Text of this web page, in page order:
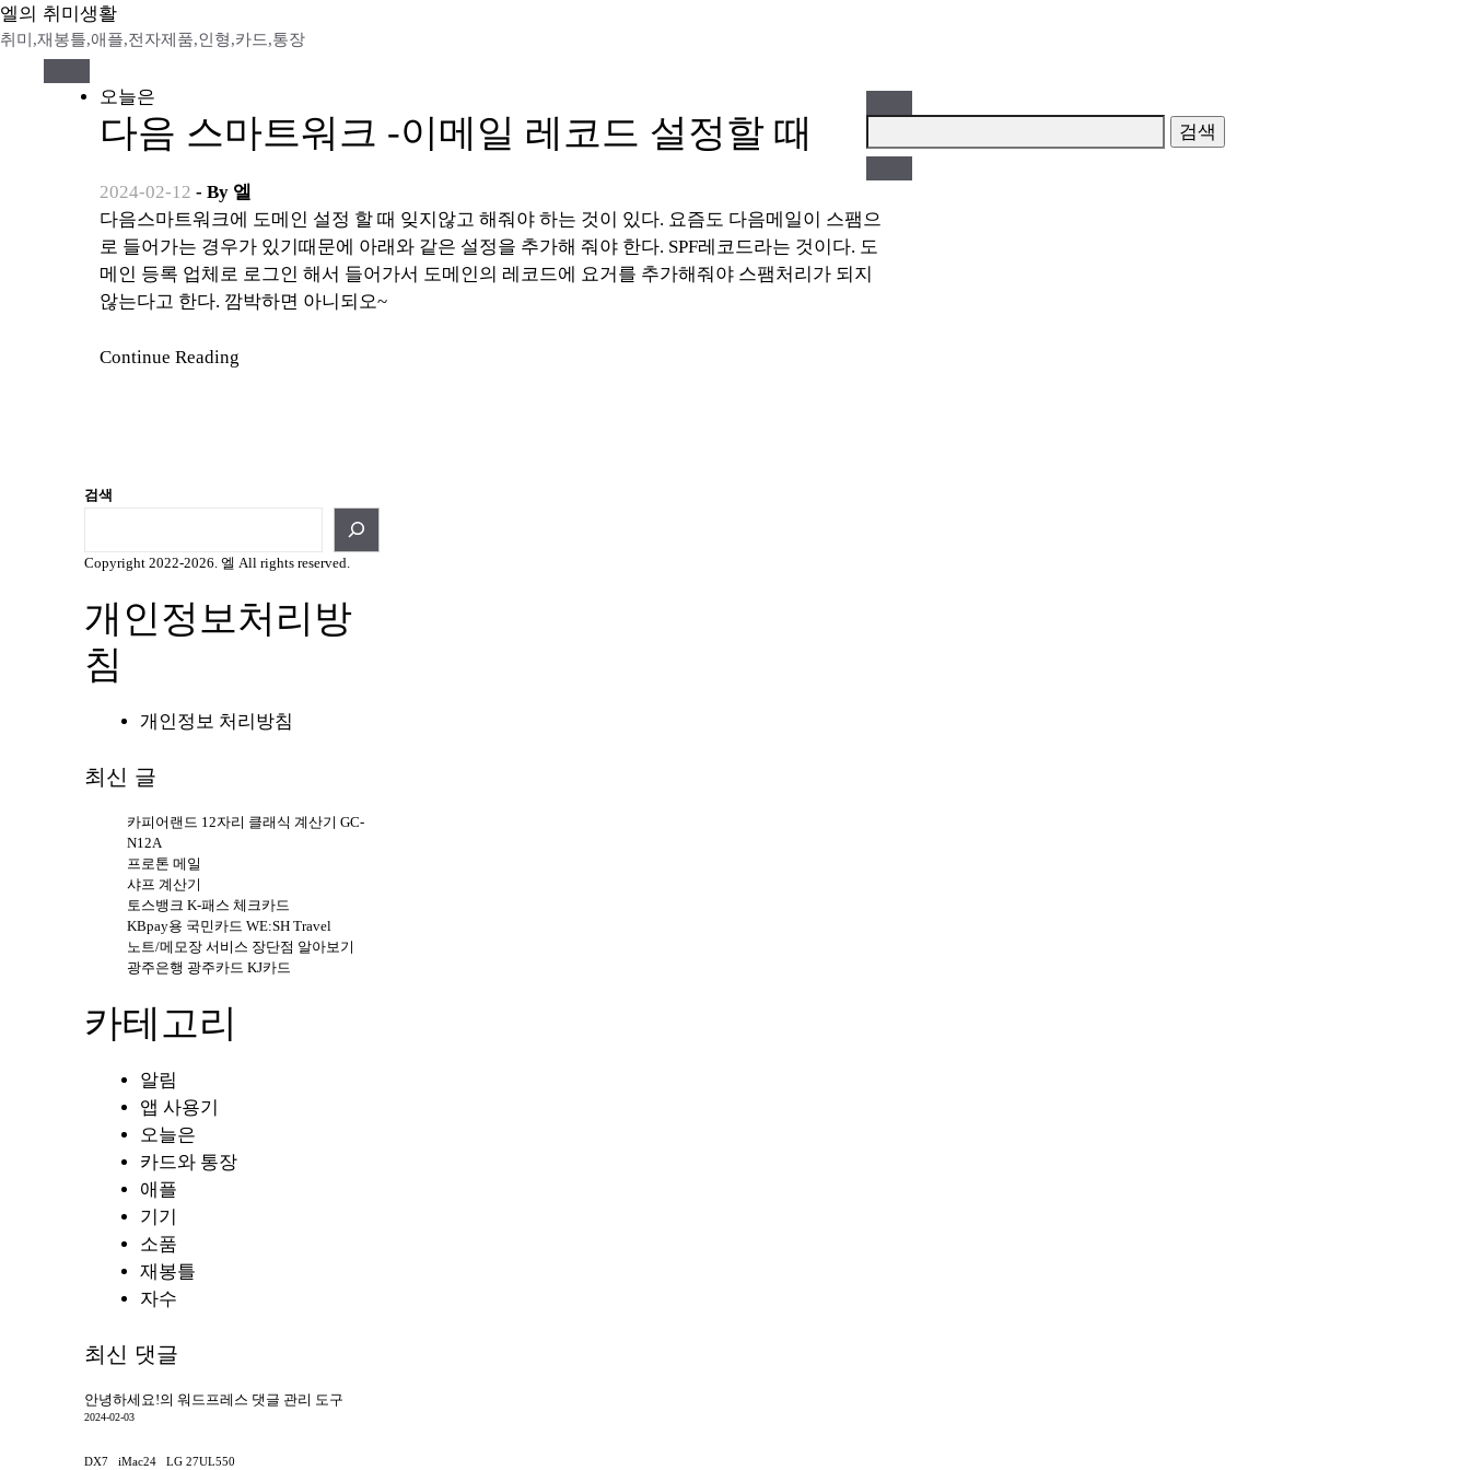
Skip
to
엘의 취미생활
취미,재봉틀,애플,전자제품,인형,카드,통장
색:
오늘은
다음 스마트워크 -이메일 레코드 설정할 때
2024-02-12 - By 엘
다음스마트워크에 도메인 설정 할 때 잊지않고 해줘야 하는 것이 있다. 요즘도 다음메일이 스팸으
로 들어가는 경우가 있기때문에 아래와 같은 설정을 추가해 줘야 한다. SPF레코드라는 것이다. 도
메인 등록 업체로 로그인 해서 들어가서 도메인의 레코드에 요거를 추가해줘야 스팸처리가 되지
않는다고 한다. 깜박하면 아니되오~
Continue Reading
검색
Copyright 2022-2026. 엘 All rights reserved.
개인정보처리방
침
개인정보 처리방침
최신 글
카피어랜드 12자리 클래식 계산기 GC-
N12A
프로톤 메일
샤프 계산기
토스뱅크 K-패스 체크카드
KBpay용 국민카드 WE:SH Travel
노트/메모장 서비스 장단점 알아보기
광주은행 광주카드 KJ카드
카테고리
알림
앱 사용기
오늘은
카드와 통장
애플
기기
소품
재봉틀
자수
최신 댓글
안녕하세요!의 워드프레스 댓글 관리 도구
2024-02-03
DX7 iMac24 LG 27UL550